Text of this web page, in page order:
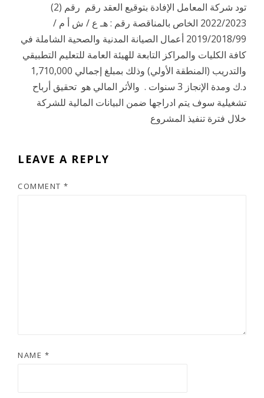
تود شركة المعامل الإفادة بتوقيع العقد رقم رقم (2)
2022/2023 الخاص بالمناقصة رقم : هـ ع / ش أ م /
2019/2018/99 أعمال الصيانة المدنية والصحية الشاملة في
كافة الكليات والمراكز التابعة للهيئة العامة للتعليم التطبيقي
والتدريب (المنطقة الأولي) وذلك بمبلغ إجمالي 1,710,000
د.ك ومدة الإنجاز 3 سنوات . والأثر المالي هو تحقيق أرباح
تشغيلية سوف يتم ادراجها ضمن البيانات المالية للشركة
خلال فترة تنفيذ المشروع
LEAVE A REPLY
COMMENT *
NAME *